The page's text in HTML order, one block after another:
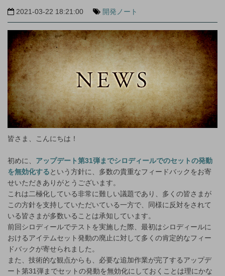
2021-03-22 18:21:00 開発ノート
皆さま、こんにちは！
初めに、 アップデート第31弾までシロディールでのセットの発動
を無効化するという方針に、多数の貴重なフィードバックをお寄
せいただきありがとうございます。
これは二極化している非常に難しい議題であり、多くの皆さまが
この方針を支持していただいている一方で、同様に反対をされて
いる皆さまが多数いることは承知しています。
前回シロディールでテストを実施した際、最初はシロディールに
おけるアイテムセット発動の廃止に対して多くの肯定的なフィー
ドバックが寄せられました。
また、技術的な観点からも、必要な追加作業が完了するアップデ
ート第31弾までセットの発動を無効化にしておくことは理にかな